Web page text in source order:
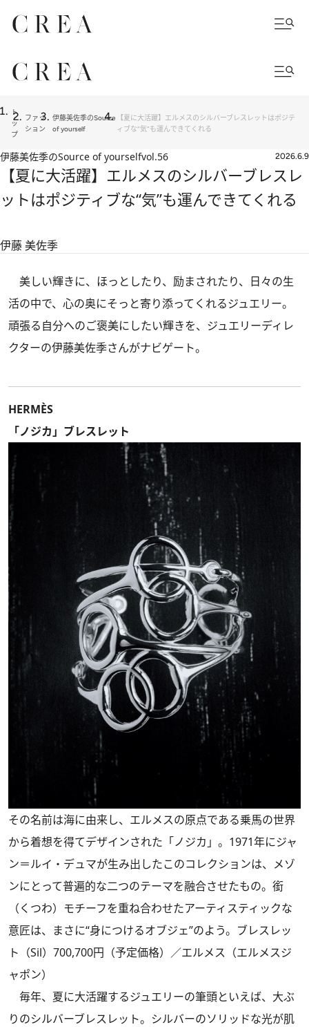
ト
ッ
プ
ファッ
ション
伊藤美佐季のSource
of yourself
【夏に大活躍】エルメスのシルバーブレスレットはポジテ
ィブな“気”も運んできてくれる
伊藤美佐季のSource of yourselfvol.56 2026.6.9
【夏に大活躍】エルメスのシルバーブレスレ
ットはポジティブな“気”も運んできてくれる
伊藤 美佐季
美しい輝きに、ほっとしたり、励まされたり、日々の生
活の中で、心の奥にそっと寄り添ってくれるジュエリー。
頑張る自分へのご褒美にしたい輝きを、ジュエリーディレ
クターの伊藤美佐季さんがナビゲート。
HERMÈS
「ノジカ」ブレスレット
その名前は海に由来し、エルメスの原点である乗馬の世界
から着想を得てデザインされた「ノジカ」。1971年にジャ
ン＝ルイ・デュマが生み出したこのコレクションは、メゾ
ンにとって普遍的な二つのテーマを融合させたもの。銜
（くつわ）モチーフを重ね合わせたアーティスティックな
意匠は、まさに“身につけるオブジェ”のよう。ブレスレッ
ト（Sil）700,700円（予定価格）／エルメス（エルメスジ
ャポン）
毎年、夏に大活躍するジュエリーの筆頭といえば、大ぶ
りのシルバーブレスレット。シルバーのソリッドな光が肌